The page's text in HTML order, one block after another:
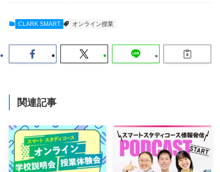
CLARK SMART オンライン授業
関連記事